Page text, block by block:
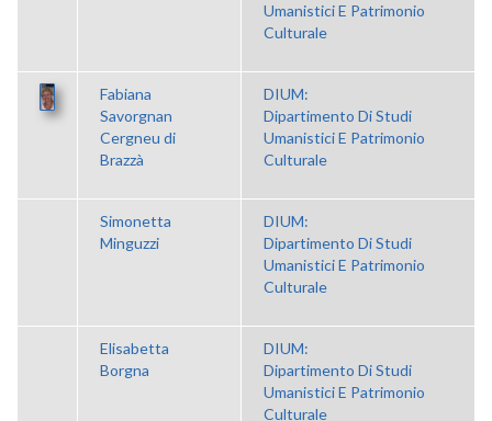
Umanistici E Patrimonio
Culturale
Fabiana
Savorgnan
Cergneu di
Brazzà
DIUM:
Dipartimento Di Studi
Umanistici E Patrimonio
Culturale
Simonetta
Minguzzi
DIUM:
Dipartimento Di Studi
Umanistici E Patrimonio
Culturale
Elisabetta
Borgna
DIUM:
Dipartimento Di Studi
Umanistici E Patrimonio
Culturale